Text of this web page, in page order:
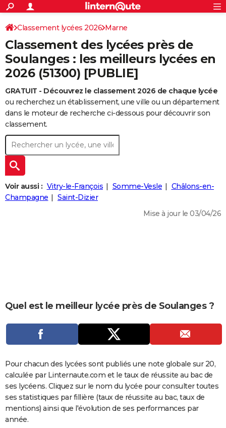
ACTUALITÉS
Politique
Société
Faits Divers
Education
Monde
Villes
+
SPORT
Coupe du monde 2026
Football
Tennis
Cyclisme
Rugby
Forum
CULTURE
Programme TV
TNT
Streaming
Cinéma
Sorties cinéma
Musique
+
FINANCE
Retraite
Impôts
Epargne
Immobilier
Risques naturels par ville
Banque
Assurance
Crédit
AUTO
Essais
Réserver un essai
Citadines
Berlines
SUV
Forum auto
+
HIGH-TECH
BRICOLAGE
Forum
Aménagement intérieur
Extérieur
Cuisine
Salle de bains
Jardinage
Rangement
+WEEK-END
Guides de France
Escapades
Patrimoine
Expositions
Musées
Week-end nature
+
LIFESTYLE
Art de vivre
Bien-être
Loisirs
Mode
Modes de vie
+SANTE
Dictionnaire
Biographies
Expressions
Proverbes
PROGRAMME TV
COPAINS D'AVANT
S'inscrire
Se connecter
Lycées
Collèges
Primaires
Universités
Entreprises
Service militaire
Avis de recherche
AVIS DE DÉCÈS
FORUM
Bricolage
Lifestyle
Culture
Sport
Auto
Television
Voyage
Cinema
S'inscrire
Connexion
Classement lycées 2026 Marne
Classement des lycées près de
Soulanges : les meilleurs lycées en
2026 (51300) [PUBLIE]
GRATUIT - Découvrez le classement 2026 de chaque lycée
ou recherchez un établissement, une ville ou un département
dans le moteur de recherche ci-dessous pour découvrir son
classement.
Voir aussi : Vitry-le-François Somme-Vesle
Châlons-en-
Champagne
Saint-Dizier
Mise à jour le 03/04/26
Quel est le meilleur lycée près de Soulanges ?
Pour chacun des lycées sont publiés une note globale sur 20,
calculée par Linternaute.com et le taux de réussite au bac de
ses lycéens. Cliquez sur le nom du lycée pour consulter toutes
ses statistiques par fillière (taux de réussite au bac, taux de
mentions) ainsi que l'évolution de ses performances par
année.